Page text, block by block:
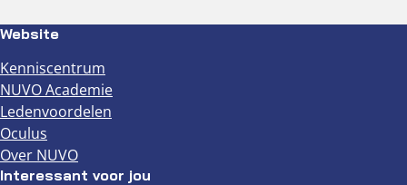
Website
Kenniscentrum
NUVO Academie
Ledenvoordelen
Oculus
Over NUVO
Interessant voor jou